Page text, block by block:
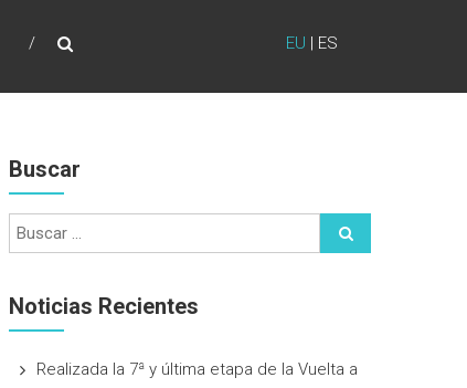
EU | ES
Buscar
Noticias Recientes
Realizada la 7ª y última etapa de la Vuelta a